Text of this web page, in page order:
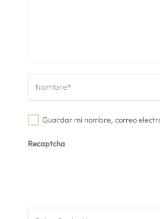
Guardar mi nombre, correo
Recaptcha